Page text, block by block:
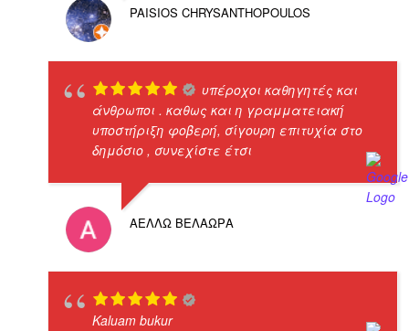
PAISIOS CHRYSANTHOPOULOS
υπέροχοι καθηγητές και
άνθρωποι . καθως και η γραμματειακή
υποστήριξη φοβερή, σίγουρη επιτυχία στο
δημόσιο , συνεχίστε έτσι
ΑΕΛΛΩ ΒΕΛΑΩΡΑ
Kaluam bukur